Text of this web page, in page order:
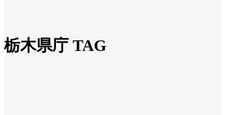
栃木県庁 TAG